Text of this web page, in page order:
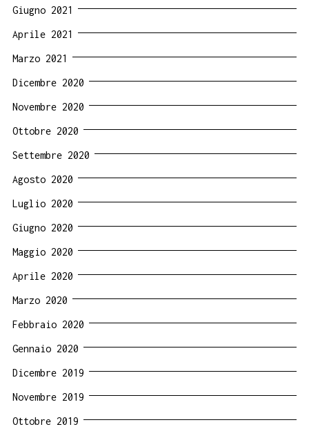
Giugno 2021
Aprile 2021
Marzo 2021
Dicembre 2020
Novembre 2020
Ottobre 2020
Settembre 2020
Agosto 2020
Luglio 2020
Giugno 2020
Maggio 2020
Aprile 2020
Marzo 2020
Febbraio 2020
Gennaio 2020
Dicembre 2019
Novembre 2019
Ottobre 2019